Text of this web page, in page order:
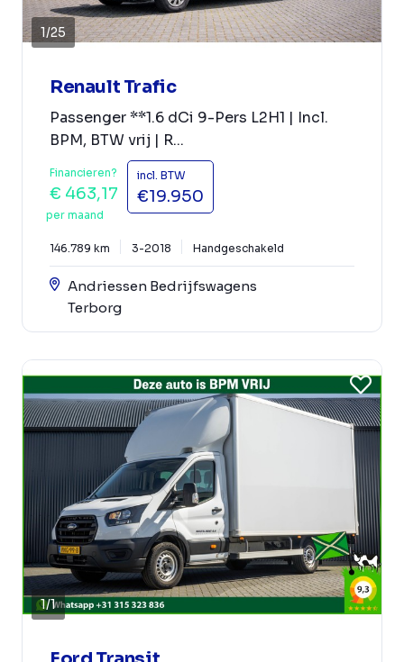
1/25
Renault Trafic
Passenger **1.6 dCi 9-Pers L2H1 | Incl.
BPM, BTW vrij | R...
Financieren?
€ 463,17
per maand
incl. BTW
€19.950
146.789 km 3-2018 Handgeschakeld
Andriessen Bedrijfswagens
Terborg
1/1